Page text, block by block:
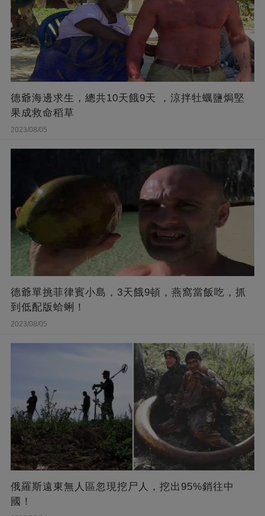
德爺海邊求生，總共10天餓9天 ，涼拌牡蠣鹽焗堅
果成救命稻草
2023/08/05
德爺單挑菲律賓小島，3天餓9頓，燕窩當飯吃，抓
到低配版蛤蜊！
2023/08/05
俄羅斯遠東無人區忽現挖尸人，挖出95%銷往中
國！